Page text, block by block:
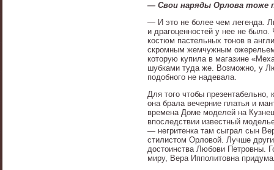
— Свои наряды Орлова тоже
— И это не более чем легенда.
и драгоценностей у нее не
костюм пастельных тонов в
скромным жемчужным
которую купила в магазине
шубками туда же. Возможно, у
подобного не надевала.
Для того чтобы презентабельно,
она брала вечерние платья и
времена Доме моделей на
впоследствии известный
— негритенка там сыграл сын
стилистом Орловой. Лучше
достоинства Любови Петровны.
миру, Вера Ипполитовна